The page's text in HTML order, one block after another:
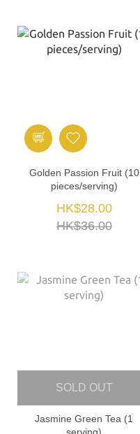
Golden Passion Fruit (10
pieces/serving)
HK$28.00
HK$36.00
SOLD OUT
Jasmine Green Tea (1
serving)